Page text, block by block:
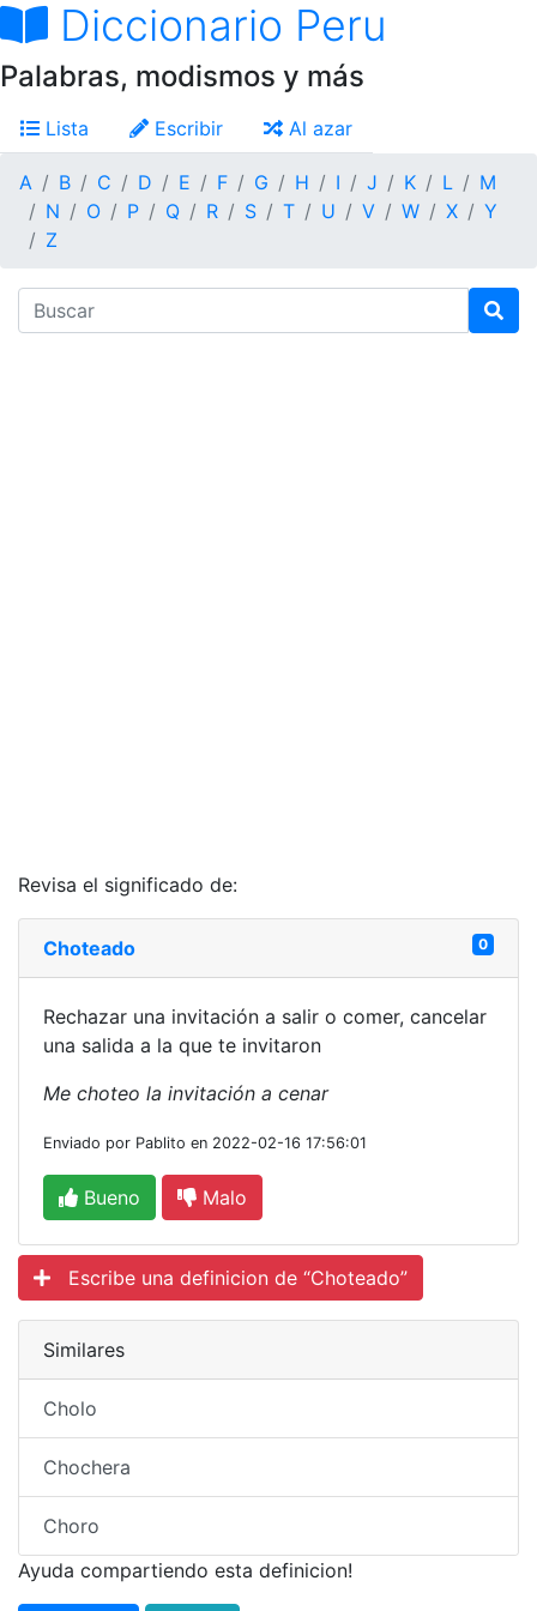
Diccionario Peru
Palabras, modismos y más
Lista Escribir Al azar
A B C D E F G H I J K L
M
N
O P Q R S T U V W X
Y
Z
Revisa el significado de:
Choteado 0
Rechazar una invitación a salir o comer, cancelar
una salida a la que te invitaron
Me choteo la invitación a cenar
Enviado por Pablito en 2022-02-16 17:56:01
Bueno Malo
Escribe una definicion de “Choteado”
Similares
Cholo
Chochera
Choro
Ayuda compartiendo esta definicion!